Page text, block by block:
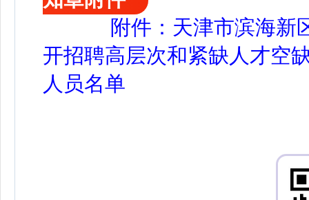
附件：天津市滨海新
开招聘高层次和紧缺人才空
人员名单